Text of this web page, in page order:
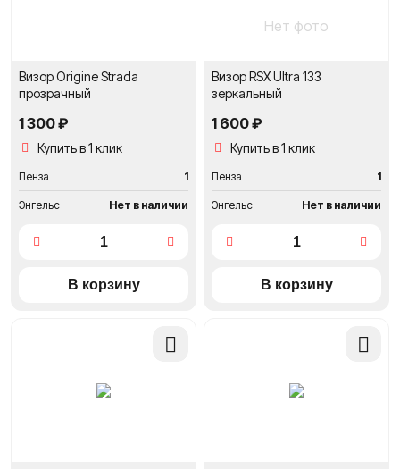
Визор Origine Strada
прозрачный
1 300 ₽
Купить в 1 клик
Пенза 1
Энгельс Нет в наличии
Нет фото
Визор RSX Ultra 133
зеркальный
1 600 ₽
Купить в 1 клик
Пенза 1
Энгельс Нет в наличии
Добавить